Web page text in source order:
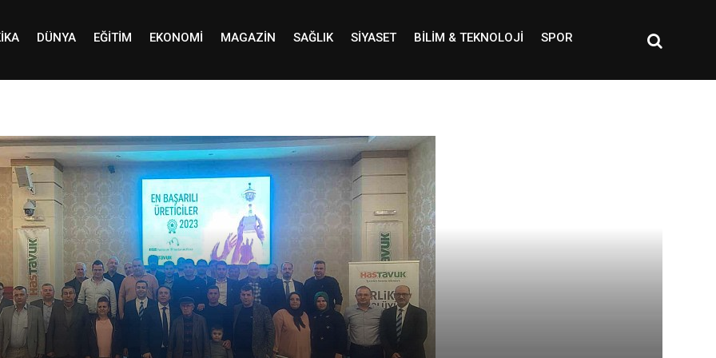
DÜNYA EĞITIM EKONOMI MAGAZIN SAĞLIK SIYASET BILIM & TEKNOLOJI SPOR